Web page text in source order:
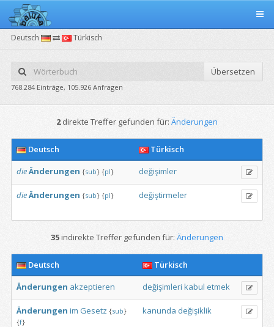
Deutsch Türkisch
Übersetzen
768.284 Einträge, 105.926 Anfragen
2direkte Treffer gefunden für: Änderungen
Deutsch
Türkisch
dieÄnderungen {sub} {pl} değişimler
dieÄnderungen {sub} {pl} değiştirmeler
35indirekte Treffer gefunden für: Änderungen
Deutsch
Türkisch
Änderungen akzeptieren değişimleri kabul etmek
Änderungen im Gesetz {sub}
{f}
kanunda değişiklik